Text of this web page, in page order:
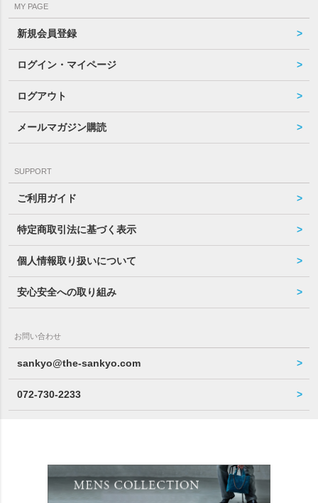
MY PAGE
新規会員登録
ログイン・マイページ
ログアウト
メールマガジン購読
SUPPORT
ご利用ガイド
特定商取引法に基づく表示
個人情報取り扱いについて
安心安全への取り組み
お問い合わせ
sankyo@the-sankyo.com
072-730-2233